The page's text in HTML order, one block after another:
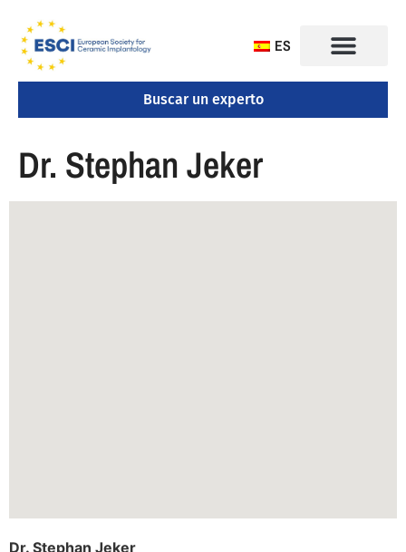
ES
Buscar un experto
Dr. Stephan Jeker
Dr. Stephan Jeker